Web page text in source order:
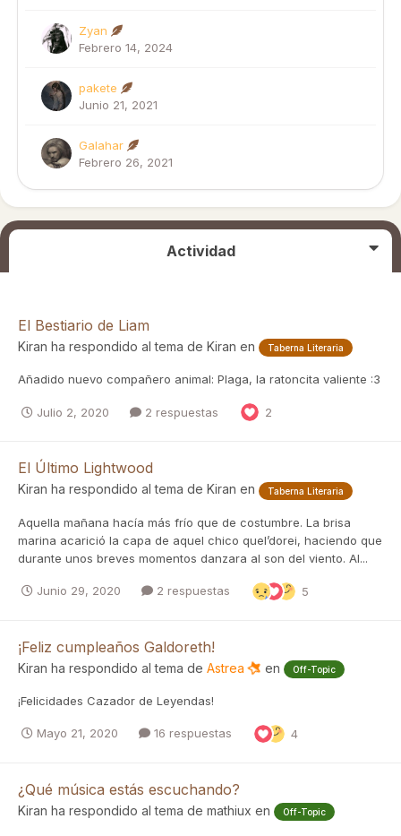
Zyan
Febrero 14, 2024
pakete
Junio 21, 2021
Galahar
Febrero 26, 2021
Actividad
El Bestiario de Liam
Kiran ha respondido al tema de Kiran en Taberna Literaria
Añadido nuevo compañero animal: Plaga, la ratoncita valiente :3
Julio 2, 2020 2 respuestas 2
El Último Lightwood
Kiran ha respondido al tema de Kiran en Taberna Literaria
Aquella mañana hacía más frío que de costumbre. La brisa
marina acarició la capa de aquel chico quel’dorei, haciendo que
durante unos breves momentos danzara al son del viento. Al...
Junio 29, 2020 2 respuestas 5
¡Feliz cumpleaños Galdoreth!
Kiran ha respondido al tema de Astrea en Off-Topic
¡Felicidades Cazador de Leyendas!
Mayo 21, 2020 16 respuestas 4
¿Qué música estás escuchando?
Kiran ha respondido al tema de mathiux en Off-Topic